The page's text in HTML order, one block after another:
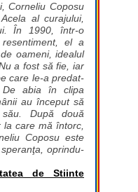
Corneliu Coposu
al curajului,
În 1990, într-o
el a
oameni, idealul
a fost să fie, iar
care le-a predat-
abia în clipa
au început să
său. După două
care mă întorc,
Coposu este
oprindu-
de Stiinte